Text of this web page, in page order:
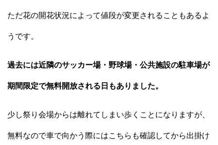
ただ花の開花状況によって値段が変更されることもあるよ
うです。
過去には近隣のサッカー場・野球場・公共施設の駐車場が
期間限定で無料開放される日もありました。
少し祭り会場からは離れてしまい歩くことになりますが、
無料なので車で向かう際にはこちらも確認してから出掛け